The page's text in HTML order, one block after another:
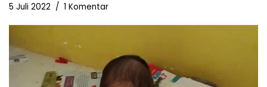
5 Juli 2022 1 Komentar